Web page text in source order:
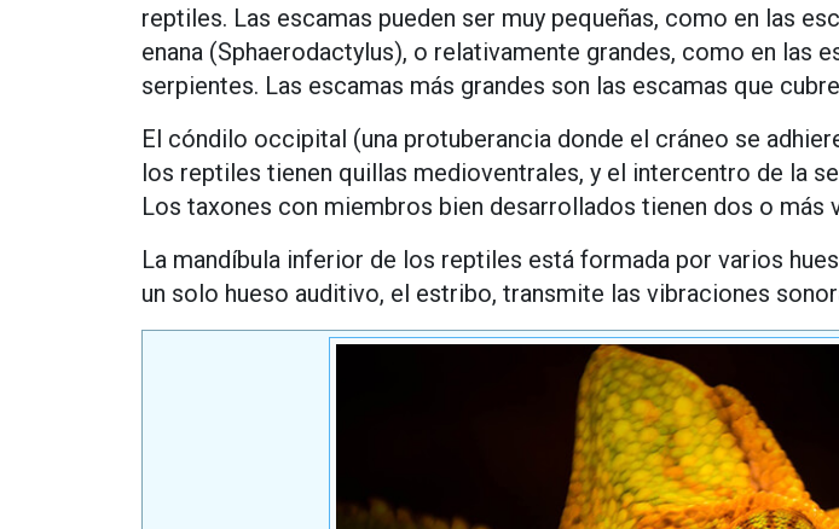
reptiles. Las escamas pueden ser muy pequeñas, como en las
enana (Sphaerodactylus), o relativamente grandes, como en las
serpientes. Las escamas más grandes son las escamas que
El cóndilo occipital (una protuberancia donde el cráneo se
los reptiles tienen quillas medioventrales, y el intercentro de la
Los taxones con miembros bien desarrollados tienen dos o más
La mandíbula inferior de los reptiles está formada por varios
un solo hueso auditivo, el estribo, transmite las vibraciones